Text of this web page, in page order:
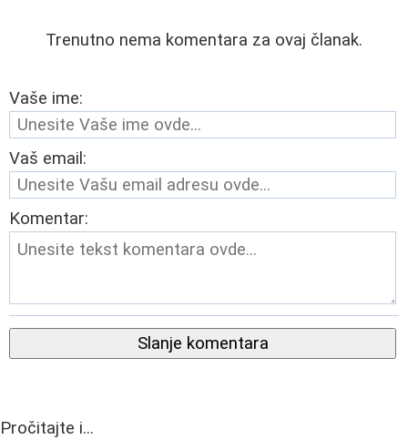
Trenutno nema komentara za ovaj članak.
Vaše ime:
Vaš email:
Komentar:
Slanje komentara
Pročitajte i...